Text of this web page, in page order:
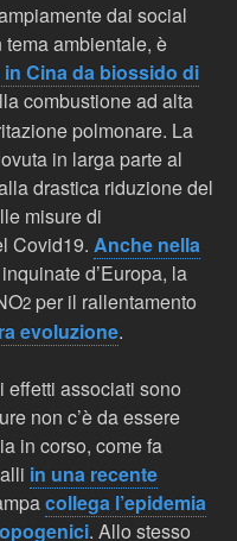
dai social
ambientale, è
Cina da biossido di
combustione ad alta
polmonare. La
in larga parte al
drastica riduzione del
misure di
Covid19. Anche nella
d’Europa, la
2 per il rallentamento
evoluzione.
effetti associati sono
non c’è da essere
in corso, come fa
in una recente
collega l’epidemia
. Allo stesso